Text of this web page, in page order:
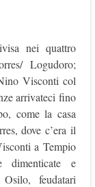
nei quattro
Logudoro;
Visconti col
arrivateci fino
come la casa
dove c’era il
a Tempio
dimenticate e
feudatari